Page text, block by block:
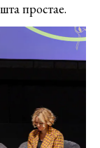
простае.